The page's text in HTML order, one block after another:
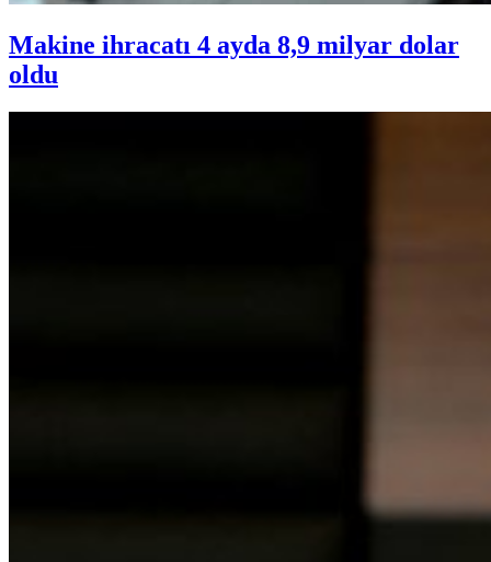
Makine ihracatı 4 ayda 8,9 milyar dolar
oldu